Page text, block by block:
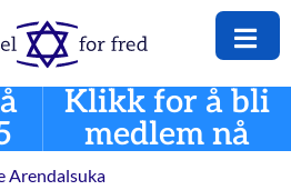
Klikk for å bli
medlem nå
Arendalsuka